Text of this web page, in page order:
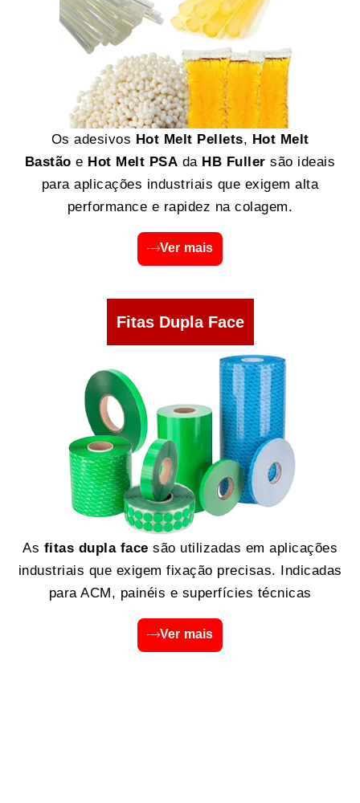
Os adesivos Hot Melt Pellets, Hot Melt
Bastão e Hot Melt PSA da HB Fuller são ideais
para aplicações industriais que exigem alta
performance e rapidez na colagem.
Ver mais
Fitas Dupla Face
As fitas dupla face são utilizadas em aplicações
industriais que exigem fixação precisas. Indicadas
para ACM, painéis e superfícies técnicas
Ver mais